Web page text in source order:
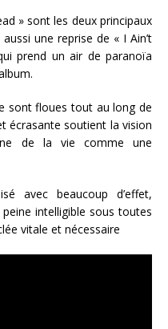
» sont les deux principaux
une reprise de « I Ain’t
prend un air de paranoïa
sont floues tout au long de
écrasante soutient la vision
de la vie comme une
avec beaucoup d’effet,
intelligible sous toutes
vitale et nécessaire